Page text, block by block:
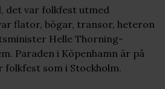
det var folkfest utmed
flator, bögar, transor, heteron
Helle Thorning-
Paraden i Köpenhamn är på
folkfest som i Stockholm.